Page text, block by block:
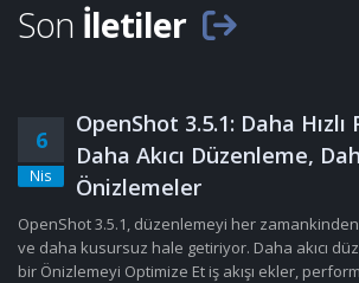
Son İletiler
6
Nis
OpenShot 3.5.1: Daha
Daha Akıcı Düzenleme,
Önizlemeler
OpenShot 3.5.1, düzenlemeyi her zamankinden
ve daha kusursuz hale getiriyor. Daha akıcı
bir Önizlemeyi Optimize Et iş akışı ekler,